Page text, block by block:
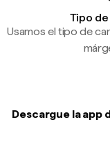
Tipo de
Usamos el tipo de
Descargue la app